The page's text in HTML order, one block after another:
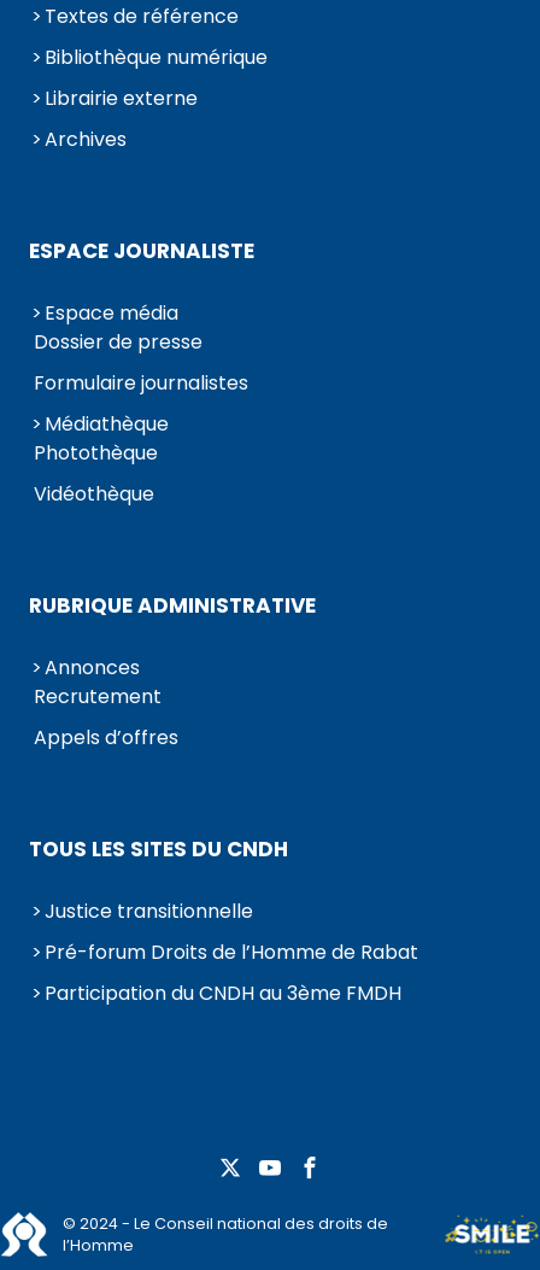
Textes de référence
Bibliothèque numérique
Librairie externe
Archives
ESPACE JOURNALISTE
Espace média
Dossier de presse
Formulaire journalistes
Médiathèque
Photothèque
Vidéothèque
RUBRIQUE ADMINISTRATIVE
Annonces
Recrutement
Appels d’offres
TOUS LES SITES DU CNDH
Justice transitionnelle
Pré-forum Droits de l’Homme de Rabat
Participation du CNDH au 3ème FMDH
© 2024 - Le Conseil national des droits de
l’Homme